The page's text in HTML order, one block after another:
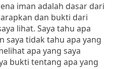
iman adalah dasar dari
dan bukti dari
lihat. Saya tahu apa
saya tidak tahu apa yang
apa yang saya
bukti tentang apa yang